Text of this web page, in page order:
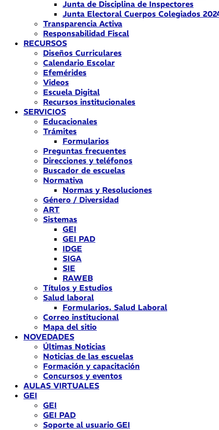
Junta de Disciplina de Inspectores
Junta Electoral Cuerpos Colegiados
Transparencia Activa
Responsabilidad Fiscal
RECURSOS
Diseños Curriculares
Calendario Escolar
Efemérides
Videos
Escuela Digital
Recursos institucionales
SERVICIOS
Educacionales
Trámites
Formularios
Preguntas frecuentes
Direcciones y teléfonos
Buscador de escuelas
Normativa
Normas y Resoluciones
Género / Diversidad
ART
Sistemas
GEI
GEI PAD
IDGE
SIGA
SIE
RAWEB
Títulos y Estudios
Salud laboral
Formularios. Salud Laboral
Correo institucional
Mapa del sitio
NOVEDADES
Últimas Noticias
Noticias de las escuelas
Formación y capacitación
Concursos y eventos
AULAS VIRTUALES
GEI
GEI
GEI PAD
Soporte al usuario GEI